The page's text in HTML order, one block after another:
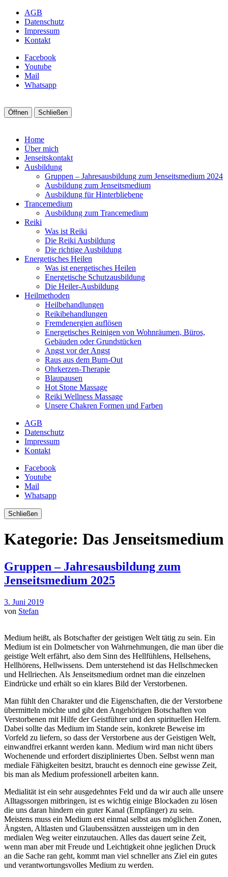
AGB
Datenschutz
Impressum
Kontakt
Facebook
Youtube
Mail
Whatsapp
Öffnen Schließen
Home
Über mich
Jenseitskontakt
Ausbildung
Gruppen – Jahresausbildung zum Jenseitsmedium 2024
Ausbildung zum Jenseitsmedium
Ausbildung für Hinterbliebene
Trancemedium
Ausbildung zum Trancemedium
Reiki
Was ist Reiki
Die Reiki Ausbildung
Die richtige Ausbildung
Energetisches Heilen
Was ist energetisches Heilen
Energetische Schutzausbildung
Die Heiler-Ausbildung
Heilmethoden
Heilbehandlungen
Reikibehandlungen
Fremdenergien auflösen
Energetisches Reinigen von Wohnräumen, Büros,
Gebäuden oder Grundstücken
Angst vor der Angst
Raus aus dem Burn-Out
Ohrkerzen-Therapie
Blaupausen
Hot Stone Massage
Reiki Wellness Massage
Unsere Chakren Formen und Farben
AGB
Datenschutz
Impressum
Kontakt
Facebook
Youtube
Mail
Whatsapp
Schließen
Kategorie: Das Jenseitsmedium
Gruppen – Jahresausbildung zum
Jenseitsmedium 2025
3. Juni 2019
von Stefan
Medium heißt, als Botschafter der geistigen Welt tätig zu sein. Ein
Medium ist ein Dolmetscher von Wahrnehmungen, die man über die
geistige Welt erfährt, also dem Sinn des Hellfühlens, Hellsehens,
Hellhörens, Hellwissens. Dem unterstehend ist das Hellschmecken
und Hellriechen. Als Jenseitsmedium ordnet man die einzelnen
Eindrücke und erhält so ein klares Bild der Verstorbenen.
Man fühlt den Charakter und die Eigenschaften, die der Verstorbene
übermitteln möchte und gibt den Angehörigen Botschaften von
Verstorbenen mit Hilfe der Geistführer und den spirituellen Helfern.
Dabei sollte das Medium im Stande sein, konkrete Beweise im
Vorfeld zu liefern, so dass der Verstorbene aus der Geistigen Welt,
einwandfrei erkannt werden kann. Medium wird man nicht übers
Wochenende und erfordert diszipliniertes Üben. Selbst wenn man
mediale Fähigkeiten besitzt, braucht es dennoch eine gewisse Zeit,
bis man als Medium professionell arbeiten kann.
Medialität ist ein sehr ausgedehntes Feld und da wir auch alle unsere
Alltagssorgen mitbringen, ist es wichtig einige Blockaden zu lösen
die uns daran hindern ein guter Kanal (Empfänger) zu sein.
Meistens muss ein Medium erst einmal selbst aus möglichen Zonen,
Ängsten, Altlasten und Glaubenssätzen aussteigen um in den
medialen Weg weiter einzutauchen. Alles das dauert seine Zeit,
wenn man aber mit Freude und Leichtigkeit ohne jeglichen Druck
an die Sache ran geht, kommt man viel schneller ans Ziel ein gutes
und verantwortungsvolles Medium zu werden.